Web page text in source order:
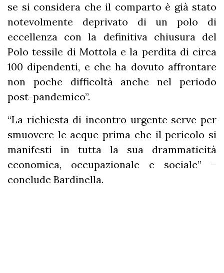
se si considera che il comparto è già stato
notevolmente deprivato di un polo di
eccellenza con la definitiva chiusura del
Polo tessile di Mottola e la perdita di circa
100 dipendenti, e che ha dovuto affrontare
non poche difficoltà anche nel periodo
post-pandemico”.
“La richiesta di incontro urgente serve per
smuovere le acque prima che il pericolo si
manifesti in tutta la sua drammaticità
economica, occupazionale e sociale” –
conclude Bardinella.